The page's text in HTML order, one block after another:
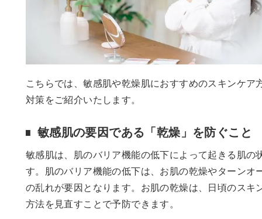
こちらでは、敏感肌や乾燥肌におすすめのスキンケア
対策をご紹介いたします。
敏感肌の要因である「乾燥」を防ぐこと
敏感肌は、肌のバリア機能の低下によって起きる肌の
す。肌のバリア機能の低下は、お肌の乾燥やターンオ
の乱れが要因となります。お肌の乾燥は、日頃のスキ
方法を見直すことで予防できます。